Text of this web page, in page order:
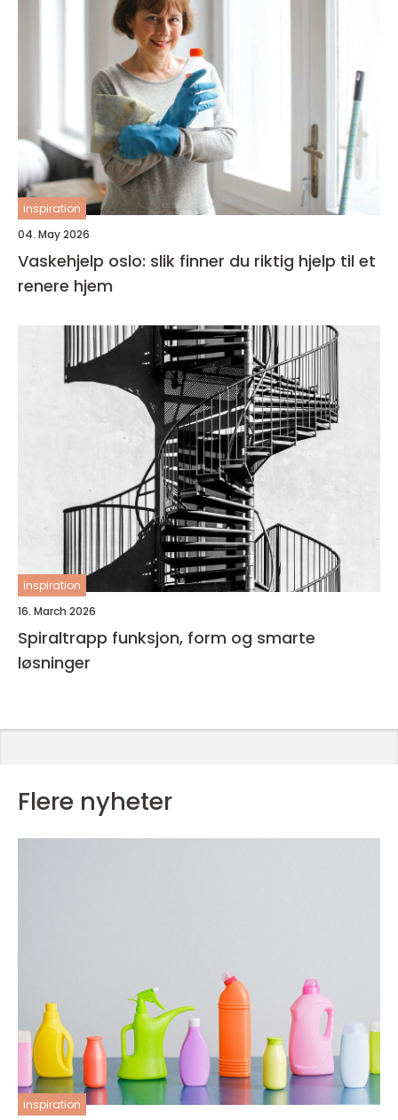
inspiration
04. May 2026
Vaskehjelp oslo: slik finner du riktig hjelp til et
renere hjem
inspiration
16. March 2026
Spiraltrapp funksjon, form og smarte
løsninger
Flere nyheter
inspiration